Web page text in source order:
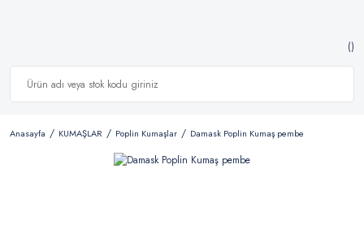
Anasayfa KUMAŞLAR Poplin Kumaşlar Damask Poplin Kumaş pembe